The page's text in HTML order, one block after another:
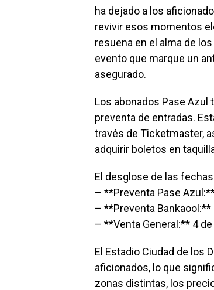
ha dejado a los
revivir esos momentos
resuena en el alma de
evento que marque un
asegurado.
Los abonados Pase Azul
preventa de entradas.
través de Ticketmaster,
adquirir boletos en
El desglose de las
– **Preventa Pase
– **Preventa
– **Venta General:** 4
El Estadio Ciudad de los
aficionados, lo que
zonas distintas, los